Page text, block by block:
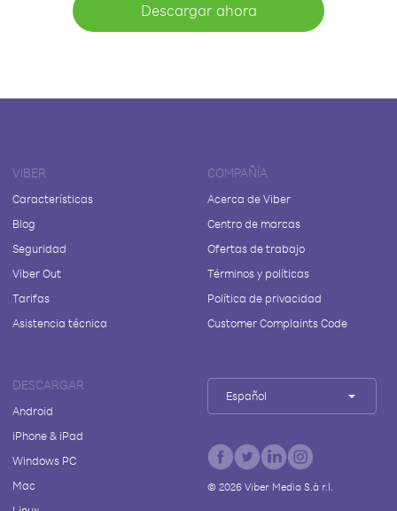
Descargar ahora
VIBER
Características
Blog
Seguridad
Viber Out
Tarifas
Asistencia técnica
COMPAÑÍA
Acerca de Viber
Centro de marcas
Ofertas de trabajo
Términos y políticas
Política de privacidad
Customer Complaints Code
DESCARGAR
Android
iPhone & iPad
Windows PC
Mac
Español
© 2026Viber Media S.à r.l.